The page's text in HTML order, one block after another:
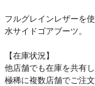
フルグレインレザーを
水サイドゴアブーツ。
【在庫状況】
他店舗でも在庫を共有
極稀に複数店舗でご注